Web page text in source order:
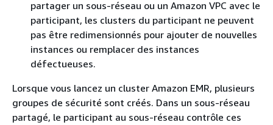
partager un sous-réseau ou un Amazon VPC avec le
participant, les clusters du participant ne peuvent
pas être redimensionnés pour ajouter de nouvelles
instances ou remplacer des instances
défectueuses.
Lorsque vous lancez un cluster Amazon EMR, plusieurs
groupes de sécurité sont créés. Dans un sous-réseau
partagé, le participant au sous-réseau contrôle ces